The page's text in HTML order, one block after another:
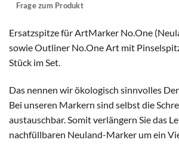
Frage zum Produkt
Ersatzspitze für ArtMarker No.One
sowie Outliner No.One Art mit
Stück im Set.
Das nennen wir ökologisch sinnvolles
Bei unseren Markern sind selbst die
austauschbar. Somit verlängern Sie das
nachfüllbaren Neuland-Marker um ein